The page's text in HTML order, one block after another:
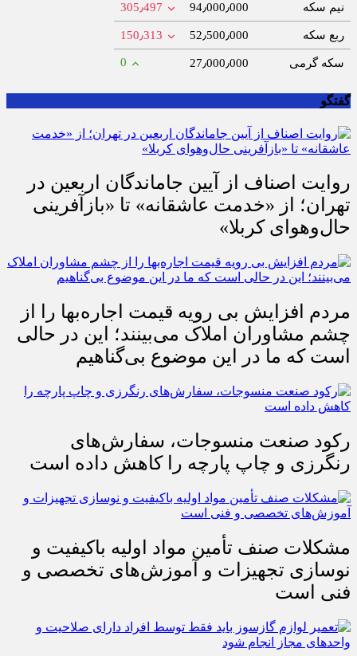
نیم سکه 94٫000٫000 305٫497
ربع سکه 52٫500٫000 150٫313
سکه گرمی 27٫000٫000 0
گفتگو
روایت اصناف از آیین جاماندگان اربعین در
تهران؛ از «خدمت عاشقانه» تا «بازآفرینی
حال‌وهوای کربلا»
مردم افزایش بی رویه قیمت اجاره‌بها را از
چشم مشاوران املاک می‌بینند؛ این در حالی
است که ما در این موضوع بی‌گناهیم
رکود صنعت منسوجات، سفارش‌های
رنگرزی و چاپ پارچه را کاهش داده است
مشکلات صنف تأمین مواد اولیه باکیفیت و
نوسازی تجهیزات و آموزش‌های تخصصی و
فنی است